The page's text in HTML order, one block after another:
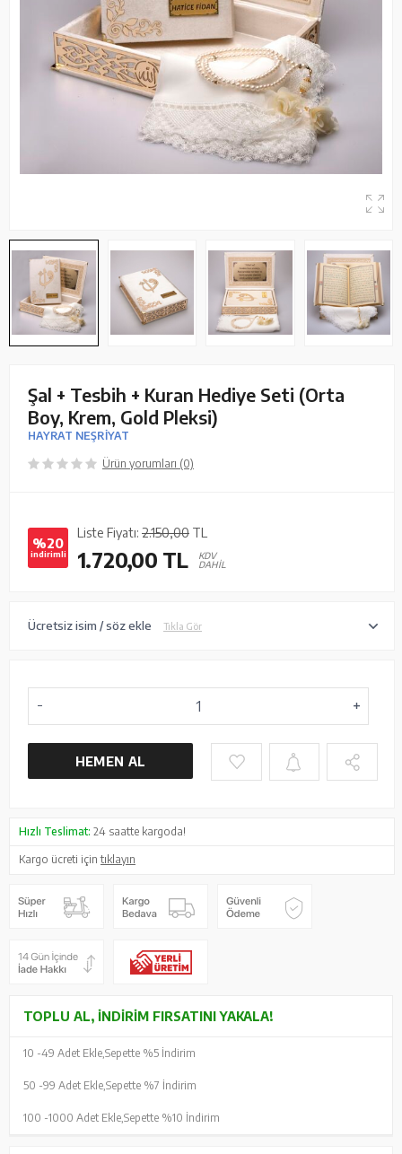
Şal + Tesbih + Kuran Hediye Seti (Orta
Boy, Krem, Gold Pleksi)
HAYRAT NEŞRİYAT
Ürün yorumları (0)
%20
indirimli
Liste Fiyatı: 2.150,00 TL
1.720,00 TL
KDV
DAHİL
Ücretsiz isim / söz ekle Tıkla Gör
HEMEN AL
Hızlı Teslimat: 24 saatte kargoda!
Kargo ücreti içintıklayın
TOPLU AL, İNDIRIM FIRSATINI YAKALA!
10 -49 Adet Ekle, Sepette %5 İndirim
50 -99 Adet Ekle, Sepette %7 İndirim
100 -1000 Adet Ekle, Sepette %10 İndirim